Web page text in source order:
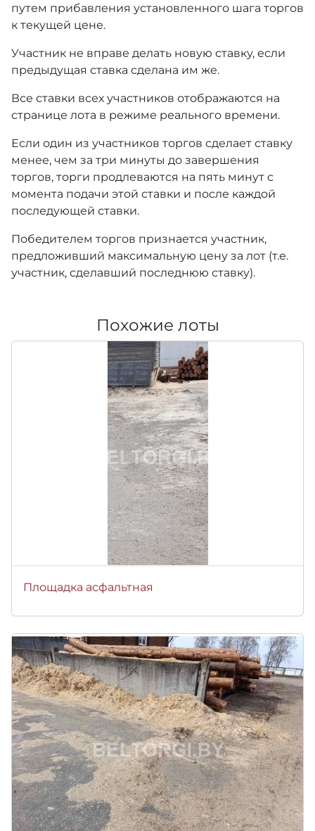
путем прибавления установленного шага торгов
к текущей цене.
Участник не вправе делать новую ставку, если
предыдущая ставка сделана им же.
Все ставки всех участников отображаются на
странице лота в режиме реального времени.
Если один из участников торгов сделает ставку
менее, чем за три минуты до завершения
торгов, торги продлеваются на пять минут с
момента подачи этой ставки и после каждой
последующей ставки.
Победителем торгов признается участник,
предложивший максимальную цену за лот (т.е.
участник, сделавший последнюю ставку).
Похожие лоты
Площадка асфальтная